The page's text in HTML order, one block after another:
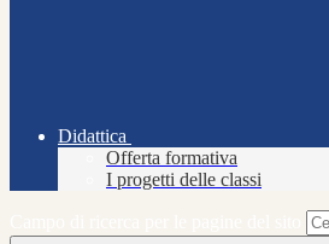
Didattica
Offerta formativa
I progetti delle classi